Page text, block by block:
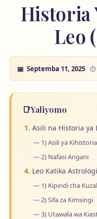
Historia
Leo
Septemba 11, 2025
📑Yaliyomo
Asili na Historia ya
1) Asili ya Kihistoria
2) Nafasi Angani
Leo Katika
1) Kipindi cha
2) Sifa za Kimsingi
3) Utawala wa